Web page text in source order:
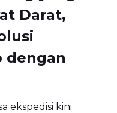
Darat,
dengan
ekspedisi kini